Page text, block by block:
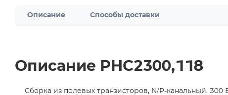
Описание Способы доставки
Описание PHC2300,118
Сборка из полевых транзисторов, N/P-канальный, 300